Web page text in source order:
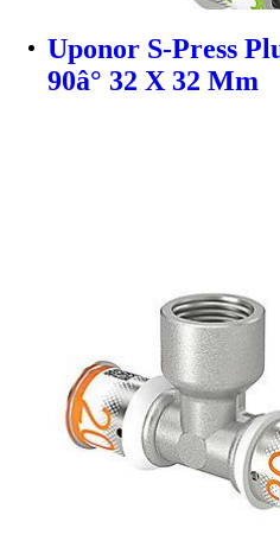
Uponor S-Press
90â° 32 X 32 Mm